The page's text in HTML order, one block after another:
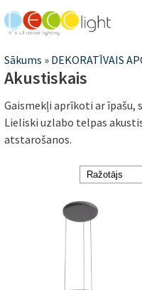
Jūs
atrodaties
šeit
Sākums » DEKORATĪVAIS
Akustiskais
Gaismekļi aprīkoti ar īpašu,
Lieliski uzlabo telpas
atstarošanos.